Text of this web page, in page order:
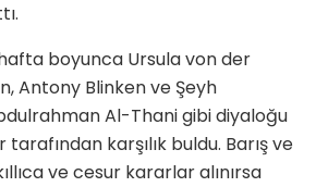
hafta boyunca Ursula von der
Antony Blinken ve Şeyh
Al-Thani gibi diyaloğu
karşılık buldu. Barış ve
ve cesur kararlar alınırsa